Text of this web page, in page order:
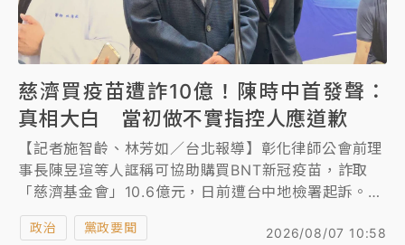
慈濟買疫苗遭詐10億！陳時中首發聲：
真相大白 當初做不實指控人應道歉
【記者施智齡、林芳如／台北報導】彰化律師公會前理
事長陳昱瑄等人誆稱可協助購買BNT新冠疫苗，詐取
「慈濟基金會」10.6億元，日前遭台中地檢署起訴。當
時擔任指揮官的衛福部長陳時中曾示警「拿不出原廠證
明、要先付訂金手續費的都是騙人的」，勸導外界購買
2026/08/07 10:58
政治 黨政要聞